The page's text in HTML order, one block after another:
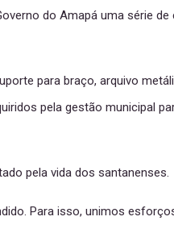
do Amapá uma série
para braço, arquivo
pela gestão municipal
pela vida dos santanenses.
Para isso, unimos